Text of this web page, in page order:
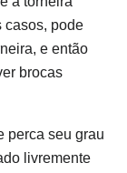
casos, pode
e então
brocas
perca seu grau
livremente